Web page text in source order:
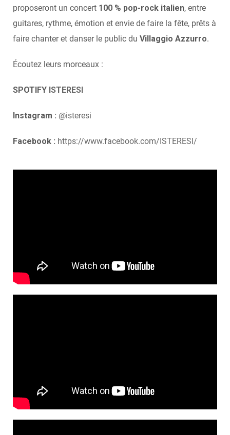
proposeront un concert 100 % pop-rock italien, entre
guitares, rythme, émotion et envie de faire la fête, prêts à
faire chanter et danser le public du Villaggio Azzurro.
Écoutez leurs morceaux :
SPOTIFY ISTERESI
Instagram : @isteresi
Facebook : https://www.facebook.com/ISTERESI/